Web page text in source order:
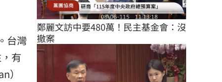
台灣
有
）
鄭麗文訪中要480萬！民主基金會：沒
撤案